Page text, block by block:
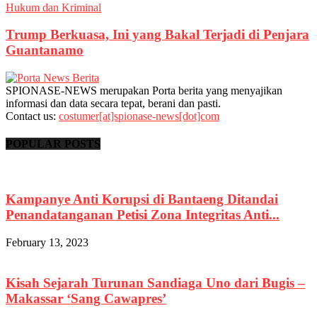
Hukum dan Kriminal
Trump Berkuasa, Ini yang Bakal Terjadi di Penjara
Guantanamo
SPIONASE-NEWS merupakan Porta berita yang menyajikan
informasi dan data secara tepat, berani dan pasti.
Contact us: costumer[at]spionase-news[dot]com
POPULAR POSTS
Kampanye Anti Korupsi di Bantaeng Ditandai
Penandatanganan Petisi Zona Integritas Anti...
February 13, 2023
Kisah Sejarah Turunan Sandiaga Uno dari Bugis –
Makassar ‘Sang Cawapres’